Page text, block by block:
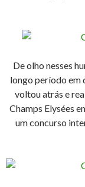
De olho nesses
longo período em
voltou atrás e
Champs Elysées
um concurso